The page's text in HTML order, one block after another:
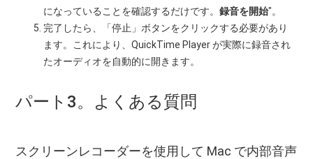
になっていることを確認するだけです。録音を開始"。
完了したら、「停止」ボタンをクリックする必要があり
ます。これにより、QuickTime Player が実際に録音され
たオーディオを自動的に開きます。
パート3。よくある質問
スクリーンレコーダーを使用して Mac で内部音声